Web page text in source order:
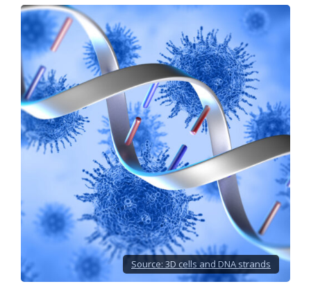
Source: 3D cells and DNA strands